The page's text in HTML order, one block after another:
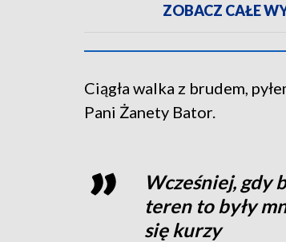
ZOBACZ CAŁE
Ciągła walka z brudem,
Pani Żanety Bator.
Wcześniej, gdy
teren to były
się kurzy